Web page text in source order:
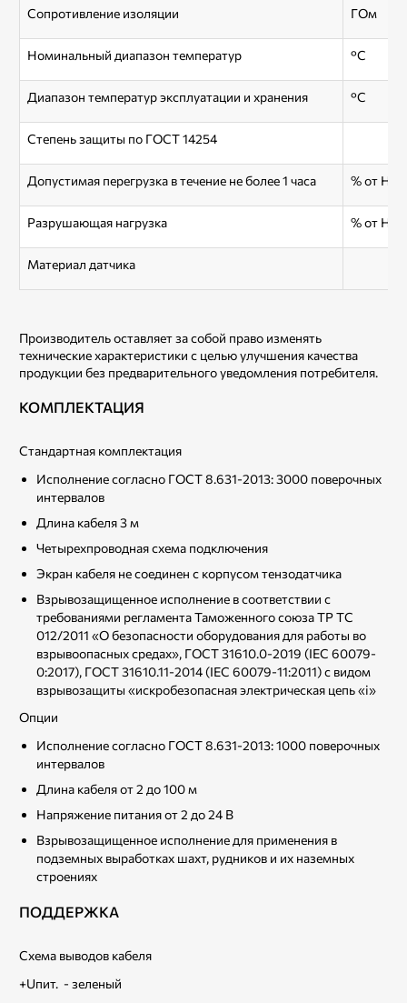
Сопротивление изоляции ГОм
Номинальный диапазон температур °С
Диапазон температур эксплуатации и хранения °С
Степень защиты по ГОСТ 14254
Допустимая перегрузка в течение не более 1 часа % от
Разрушающая нагрузка % от
Материал датчика
Производитель оставляет за собой право изменять
технические характеристики с целью улучшения качества
продукции без предварительного уведомления потребителя.
КОМПЛЕКТАЦИЯ
Стандартная комплектация
Исполнение согласно ГОСТ 8.631-2013: 3000 поверочных
интервалов
Длина кабеля 3 м
Четырехпроводная схема подключения
Экран кабеля не соединен с корпусом тензодатчика
Взрывозащищенное исполнение в соответствии с
требованиями регламента Таможенного союза ТР ТС
012/2011 «О безопасности оборудования для работы во
взрывоопасных средах», ГОСТ 31610.0-2019 (IEC 60079-
0:2017), ГОСТ 31610.11-2014 (IEC 60079-11:2011) с видом
взрывозащиты «искробезопасная электрическая цепь «i»
Опции
Исполнение согласно ГОСТ 8.631-2013: 1000 поверочных
интервалов
Длина кабеля от 2 до 100 м
Напряжение питания от 2 до 24 В
Взрывозащищенное исполнение для применения в
подземных выработках шахт, рудников и их наземных
строениях
ПОДДЕРЖКА
Схема выводов кабеля
+Uпит. - зеленый